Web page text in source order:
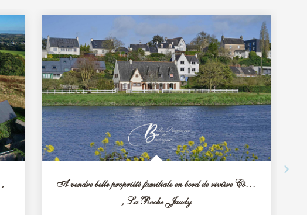
,
A vendre belle propriété familiale en bord de rivière Côtes...
, La Roche Jaudy